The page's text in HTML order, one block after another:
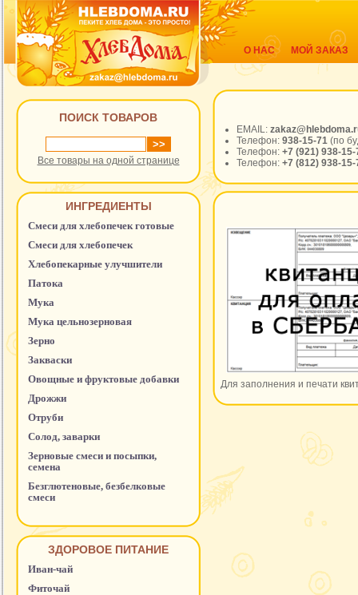
О НАС МОЙ ЗАКАЗ
ПОИСК ТОВАРОВ
Все товары на одной странице
ИНГРЕДИЕНТЫ
Смеси для хлебопечек готовые
Смеси для хлебопечек
Хлебопекарные улучшители
Патока
Мука
Мука цельнозерновая
Зерно
Закваски
Овощные и фруктовые добавки
Дрожжи
Отруби
Солод, заварки
Зерновые смеси и посыпки,
семена
Безглютеновые, безбелковые
смеси
ЗДОРОВОЕ ПИТАНИЕ
Иван-чай
Фиточай
EMAIL:
Телефон: 938-15-71 (по
Телефон: +7 (921) 938-
Телефон: +7 (812) 938-
Для заполнения и печати